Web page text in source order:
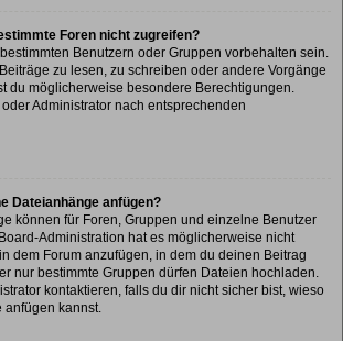
Foren nicht zugreifen?
Benutzern oder Gruppen vorbehalten sein.
zu lesen, zu schreiben oder andere Vorgänge
du möglicherweise besondere Berechtigungen.
Administrator nach entsprechenden
Dateianhänge anfügen?
können für Foren, Gruppen und einzelne Benutzer
Administration hat es möglicherweise nicht
dem Forum anzufügen, in dem du deinen Beitrag
nur bestimmte Gruppen dürfen Dateien hochladen.
kontaktieren, falls du dir nicht sicher bist, wieso
anfügen kannst.